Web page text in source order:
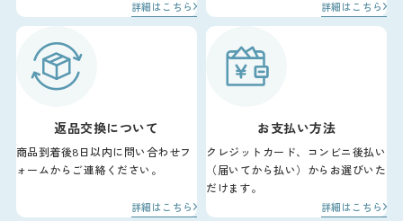
詳細はこちら 詳細はこちら
返品交換について
商品到着後8日以内に問い合わせフ
ォームからご連絡ください。
詳細はこちら
お支払い方法
クレジットカード、コンビニ後払い
（届いてから払い）からお選びいた
だけます。
詳細はこちら